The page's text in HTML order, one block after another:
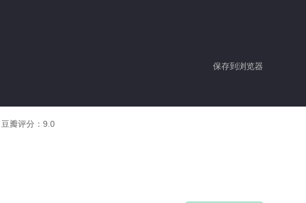
保存到浏览器
豆瓣评分： 9.0